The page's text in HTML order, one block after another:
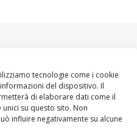
tecnologie come i cookie
del dispositivo. Il
di elaborare dati come il
su questo sito. Non
influire negativamente su alcune